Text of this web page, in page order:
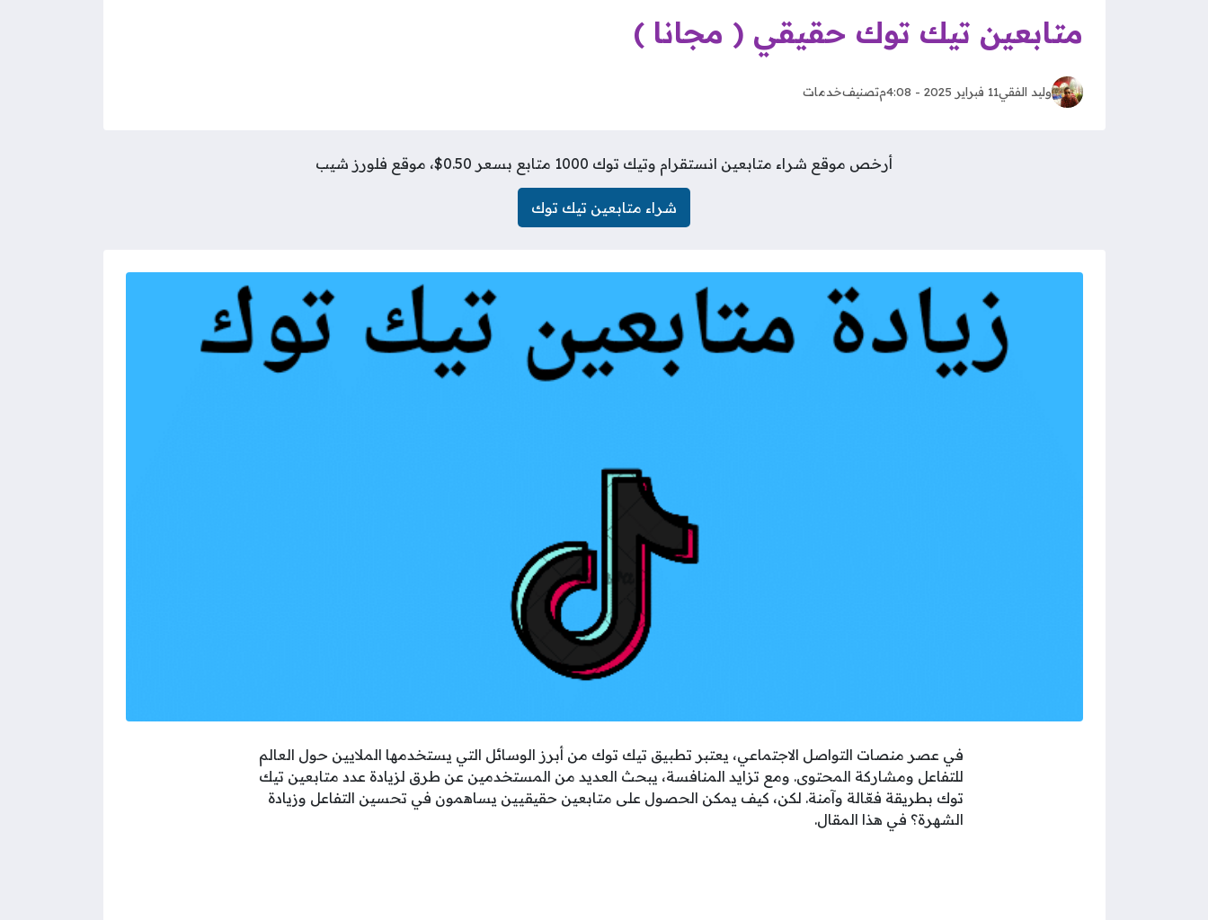
متابعين تيك توك حقيقي ( مجانا )
وليد الفقي11 فبراير 2025 - 4:08م تصنيفخدمات
أرخص موقع شراء متابعين انستقرام وتيك توك 1000 متابع بسعر 0.50$، موقع فلورز شيب
شراء متابعين تيك توك
في عصر منصات التواصل الاجتماعي، يعتبر تطبيق تيك توك من أبرز الوسائل التي يستخدمها الملايين حول العالم
للتفاعل ومشاركة المحتوى. ومع تزايد المنافسة، يبحث العديد من المستخدمين عن طرق لزيادة عدد متابعين تيك
توك بطريقة فعّالة وآمنة. لكن، كيف يمكن الحصول على متابعين حقيقيين يساهمون في تحسين التفاعل وزيادة
الشهرة؟ في هذا المقال.